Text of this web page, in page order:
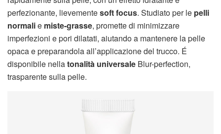
perfezionante, lievementesoft focus. Studiato per le pelli
normalie miste-grasse, promette di minimizzare
imperfezioni e pori dilatati, aiutando a mantenere la pelle
opaca e preparandola all’applicazione del trucco. É
disponibile nellatonalità universale Blur-perfection,
trasparente sulla pelle.